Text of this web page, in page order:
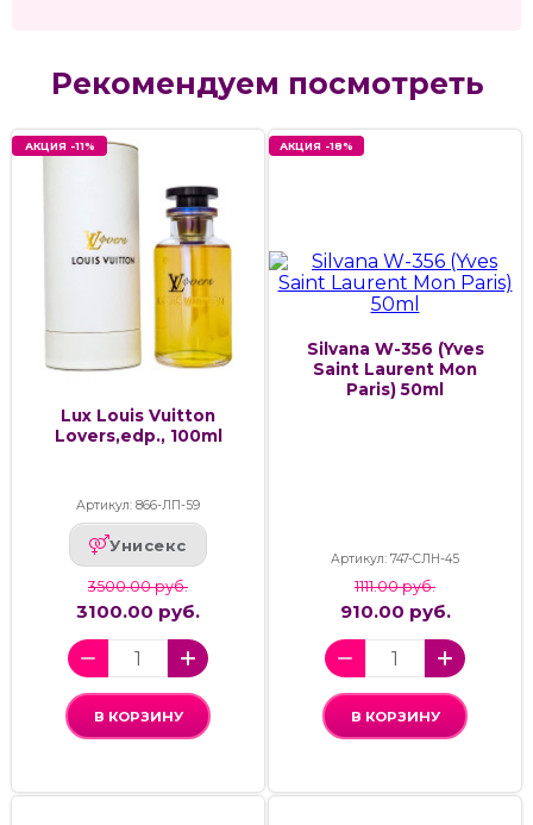
Рекомендуем посмотреть
АКЦИЯ -11%
Lux Louis Vuitton
Lovers,edp., 100ml
Артикул: 866-ЛП-59
Унисекс
3500.00 руб.
3100.00 руб.
В КОРЗИНУ
АКЦИЯ -18%
Silvana W-356 (Yves
Saint Laurent Mon
Paris) 50ml
Артикул: 747-СЛН-45
1111.00 руб.
910.00 руб.
В КОРЗИНУ